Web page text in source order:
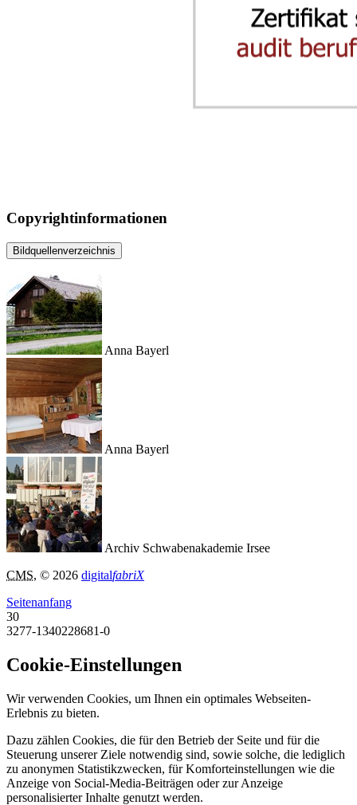
Copyrightinformationen
Bildquellenverzeichnis
Anna Bayerl
Anna Bayerl
Archiv Schwabenakademie Irsee
CMS, © 2026 digitalfabriX
Seitenanfang
30
3277-1340228681-0
Cookie-Einstellungen
Wir verwenden Cookies, um Ihnen ein optimales Webseiten-
Erlebnis zu bieten.
Dazu zählen Cookies, die für den Betrieb der Seite und für die
Steuerung unserer Ziele notwendig sind, sowie solche, die lediglich
zu anonymen Statistikzwecken, für Komforteinstellungen wie die
Anzeige von Social-Media-Beiträgen oder zur Anzeige
personalisierter Inhalte genutzt werden.